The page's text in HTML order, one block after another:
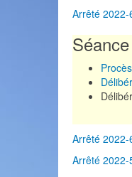
Arrêté
Arrêté
Arrêté